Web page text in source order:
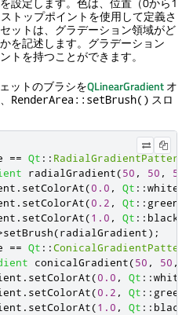
トップポイントを使用して定義さ
ットは、グラデーション領域がど
を記述します。グラデーション
トを持つことができます。
ットのブラシをQLinearGradientオ
RenderArea::setBrush() スロ
== Qt :: RadialGradientPattern
radialGradient(50 , 50 , 50
. setColorAt(0.0 , Qt ::white
. setColorAt(0.2 , Qt :: green
. setColorAt(1.0 , Qt :: black
setBrush(radialGradient);
== Qt ::ConicalGradientPattern
conicalGradient(50 , 50 ,
. setColorAt(0.0 , Qt ::white
. setColorAt(0.2 , Qt :: green
. setColorAt(1.0 , Qt :: black